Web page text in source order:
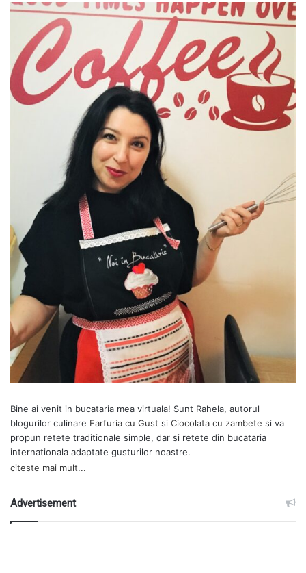
Bine ai venit in bucataria mea virtuala! Sunt Rahela, autorul
blogurilor culinare Farfuria cu Gust si Ciocolata cu zambete si va
propun retete traditionale simple, dar si retete din bucataria
internationala adaptate gusturilor noastre.
citeste mai mult...
Advertisement